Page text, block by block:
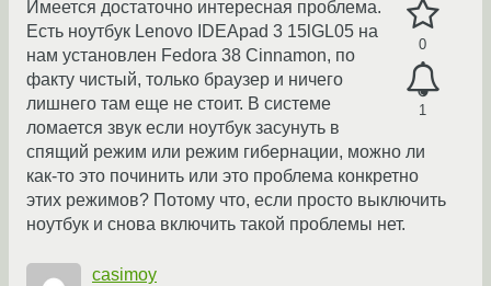
0
1
Имеется достаточно интересная проблема.
Есть ноутбук Lenovo IDEApad 3 15lGL05 на
нам установлен Fedora 38 Cinnamon, по
факту чистый, только браузер и ничего
лишнего там еще не стоит. В системе
ломается звук если ноутбук засунуть в
спящий режим или режим гибернации, можно ли
как-то это починить или это проблема конкретно
этих режимов? Потому что, если просто выключить
ноутбук и снова включить такой проблемы нет.
casimoy